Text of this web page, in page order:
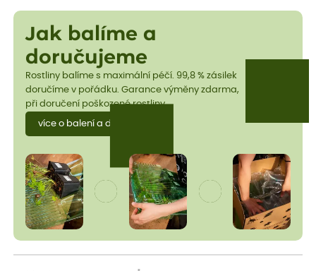
Jak balíme a
doručujeme
Rostliny balíme s maximální péčí. 99,8 % zásilek
doručíme v pořádku. Garance výměny zdarma,
při doručení poškozené rostliny.
více o balení a dopravě